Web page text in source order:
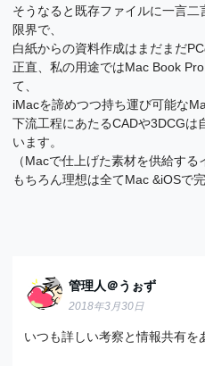
そうなると既存ファイルに一言
限界で、
白紙からの資料作成はまだまだ
正直、私の用途ではMac Book
て、
iMacを諦めつつ持ち運び可能な
下流工程にあたるCADや3DCGは
います。
（Macで仕上げた素材を供給する
もちろん理想は全てMac &iOSで
管理人＠うぉず
2018年3月30日
いつも詳しい考察と情報共有を